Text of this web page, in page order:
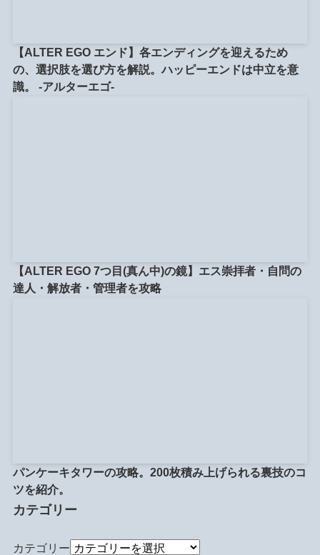
【ALTER EGO エンド】各エンディングを迎えるため
の、選択肢を選び方を解説。ハッピーエンドは中立を意
識。 -アルターエゴ-
【ALTER EGO 7つ目(真ん中)の鏡】エス崇拝者・自問の
達人・解放者・管理者を攻略
パンケーキタワーの攻略。200枚積み上げられる裏技のコ
ツを紹介。
カテゴリー
カテゴリー